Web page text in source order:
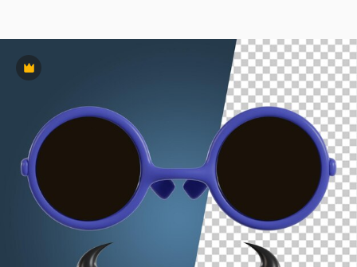
Премиум